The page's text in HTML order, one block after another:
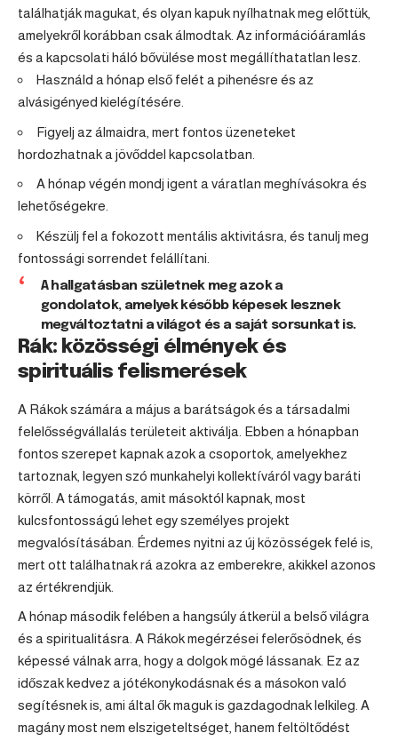
találhatják magukat, és olyan kapuk nyílhatnak meg előttük,
amelyekről korábban csak álmodtak. Az információáramlás
és a kapcsolati háló bővülése most megállíthatatlan lesz.
Használd a hónap első felét a pihenésre és az
alvásigényed kielégítésére.
Figyelj az álmaidra, mert fontos üzeneteket
hordozhatnak a jövőddel kapcsolatban.
A hónap végén mondj igent a váratlan meghívásokra és
lehetőségekre.
Készülj fel a fokozott mentális aktivitásra, és tanulj meg
fontossági sorrendet felállítani.
A hallgatásban születnek meg azok a
gondolatok, amelyek később képesek lesznek
megváltoztatni a világot és a saját sorsunkat is.
Rák: közösségi élmények és
spirituális felismerések
A Rákok számára a május a barátságok és a társadalmi
felelősségvállalás területeit aktiválja. Ebben a hónapban
fontos szerepet kapnak azok a csoportok, amelyekhez
tartoznak, legyen szó munkahelyi kollektíváról vagy baráti
körről. A támogatás, amit másoktól kapnak, most
kulcsfontosságú lehet egy személyes projekt
megvalósításában. Érdemes nyitni az új közösségek felé is,
mert ott találhatnak rá azokra az emberekre, akikkel azonos
az értékrendjük.
A hónap második felében a hangsúly átkerül a belső világra
és a spiritualitásra. A Rákok megérzései felerősödnek, és
képessé válnak arra, hogy a dolgok mögé lássanak. Ez az
időszak kedvez a jótékonykodásnak és a másokon való
segítésnek is, ami által ők maguk is gazdagodnak lelkileg. A
magány most nem elszigeteltséget, hanem feltöltődést